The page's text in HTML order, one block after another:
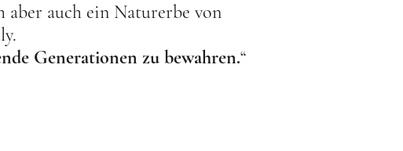
aber auch ein Naturerbe von
Generationen zu bewahren.“